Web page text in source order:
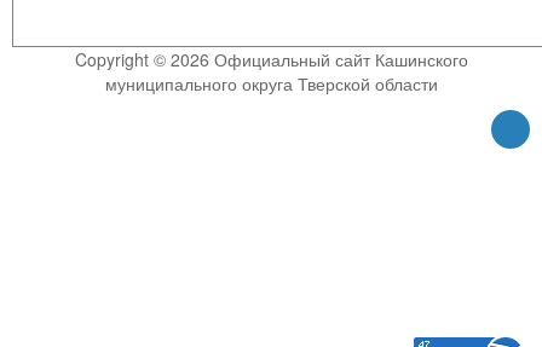
Copyright © 2026 Официальный сайт Кашинского
муниципального округа Тверской области